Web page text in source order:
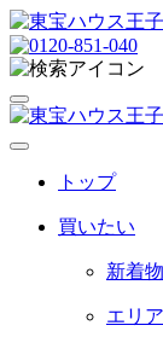
トップ
買いたい
新着
エリ